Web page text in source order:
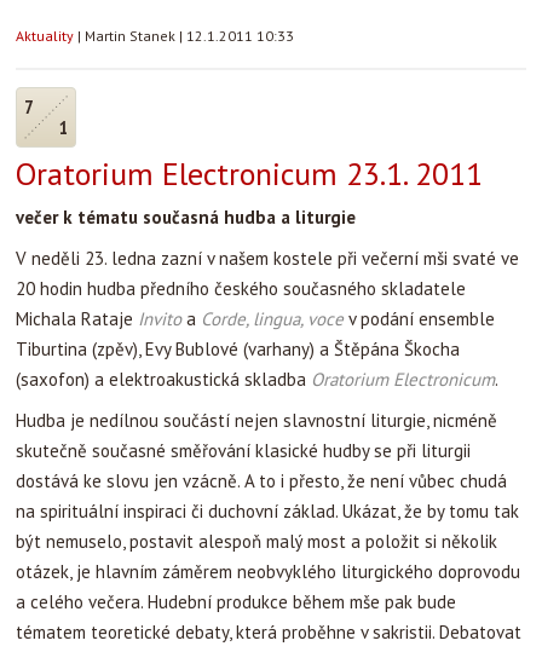
Aktuality | Martin Stanek | 12.1.2011 10:33
7
1
Oratorium Electronicum 23.1. 2011
večer k tématu současná hudba a liturgie
V neděli 23. ledna zazní v našem kostele při večerní mši svaté ve
20 hodin hudba předního českého současného skladatele
Michala Rataje Invitoa Corde, lingua, voce v podání ensemble
Tiburtina (zpěv), Evy Bublové (varhany) a Štěpána Škocha
(saxofon) a elektroakustická skladba Oratorium Electronicum.
Hudba je nedílnou součástí nejen slavnostní liturgie, nicméně
skutečně současné směřování klasické hudby se při liturgii
dostává ke slovu jen vzácně. A to i přesto, že není vůbec chudá
na spirituální inspiraci či duchovní základ. Ukázat, že by tomu tak
být nemuselo, postavit alespoň malý most a položit si několik
otázek, je hlavním záměrem neobvyklého liturgického doprovodu
a celého večera. Hudební produkce během mše pak bude
tématem teoretické debaty, která proběhne v sakristii. Debatovat